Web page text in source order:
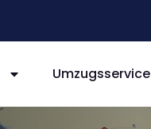
Umzugsservice